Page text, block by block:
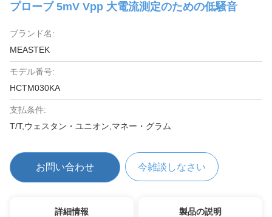
プローブ 5mV Vpp 大電流測定のための低騒音
ブランド名:
MEASTEK
モデル番号:
HCTM030KA
支払条件:
T/T,ウェスタン・ユニオン,マネー・グラム
お問い合わせ 今雑談しなさい
詳細情報 製品の説明